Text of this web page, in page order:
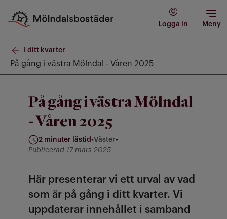
Logga in Meny
I ditt kvarter
På gång i västra Mölndal - Våren 2025
På gång i västra Mölndal
- Våren 2025
2 minuter lästid •Väster•
Kategori: Väster
Publicerad 17 mars 2025
Här presenterar vi ett urval av vad
som är på gång i ditt kvarter. Vi
uppdaterar innehållet i samband